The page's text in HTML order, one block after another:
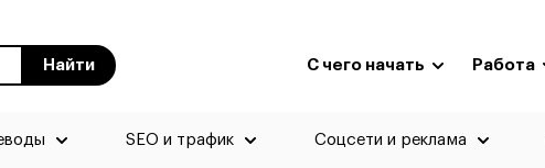
Найти С чего начать Работа
SEO и трафик Соцсети и реклама